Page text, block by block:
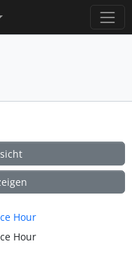
Hour
Hour